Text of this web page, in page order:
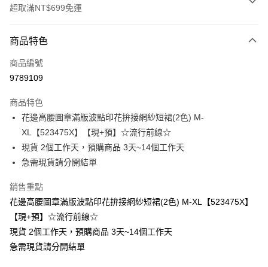
超取滿NT$699免運
信用卡一次付款
超商取貨付款
Apple Pay
街口支付
悠遊付
Google Pay
全支付
大哥付你分期
商品特色
商品編號
9789109
商品特色
花邊高腰圖章滿版波點印花拚接網紗短裙(2色) M-
XL【523475X】【現+預】☆流行前線☆
現貨 2個工作天，預購商品 3天~14個工作天
急需現貨請分開結單
銷售重點
花邊高腰圖章滿版波點印花拚接網紗短裙(2色) M-XL【523475X】
【現+預】☆流行前線☆
現貨 2個工作天，預購商品 3天~14個工作天
急需現貨請分開結單